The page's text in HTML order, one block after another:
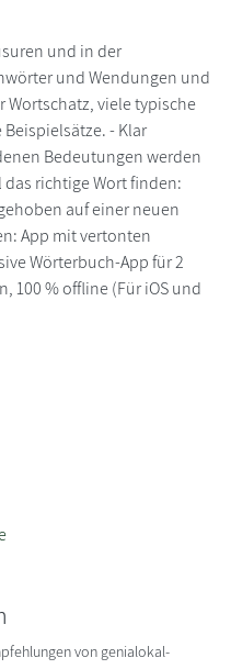
und in der
und Wendungen und
Wortschatz, viele typische
- Klar
Bedeutungen werden
richtige Wort finden:
auf einer neuen
App mit vertonten
Wörterbuch-App für 2
100 % offline (Für iOS und
von genialokal-